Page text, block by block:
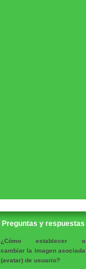
Preguntas y respuestas
¿Cómo establecer o
cambiar la imagen asociada
(avatar) de usuario?